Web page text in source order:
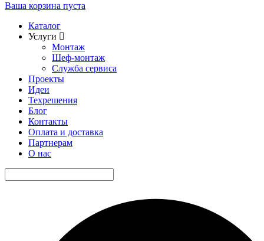
Ваша корзина пуста
Каталог
Услуги
Монтаж
Шеф-монтаж
Служба сервиса
Проекты
Идеи
Техрешения
Блог
Контакты
Оплата и доставка
Партнерам
О нас